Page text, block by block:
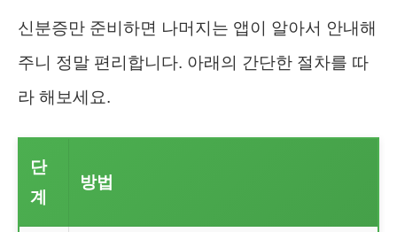
신분증만 준비하면 나머지는 앱이 알아서 안내해
주니 정말 편리합니다. 아래의 간단한 절차를 따
라 해보세요.
단
계
방법